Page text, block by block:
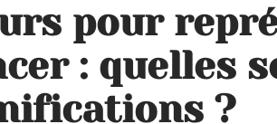
pour
: quelles
?